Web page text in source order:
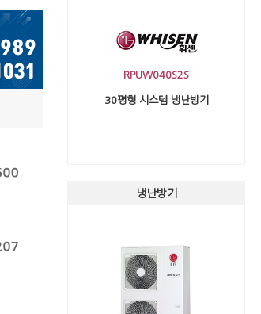
RPUW040S2S
30평형 시스템 냉난방기
냉난방기